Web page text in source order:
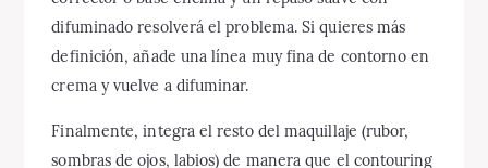
difuminado resolverá el problema. Si quieres más
definición, añade una línea muy fina de contorno en
crema y vuelve a difuminar.
Finalmente, integra el resto del maquillaje (rubor,
sombras de ojos, labios) de manera que el contouring